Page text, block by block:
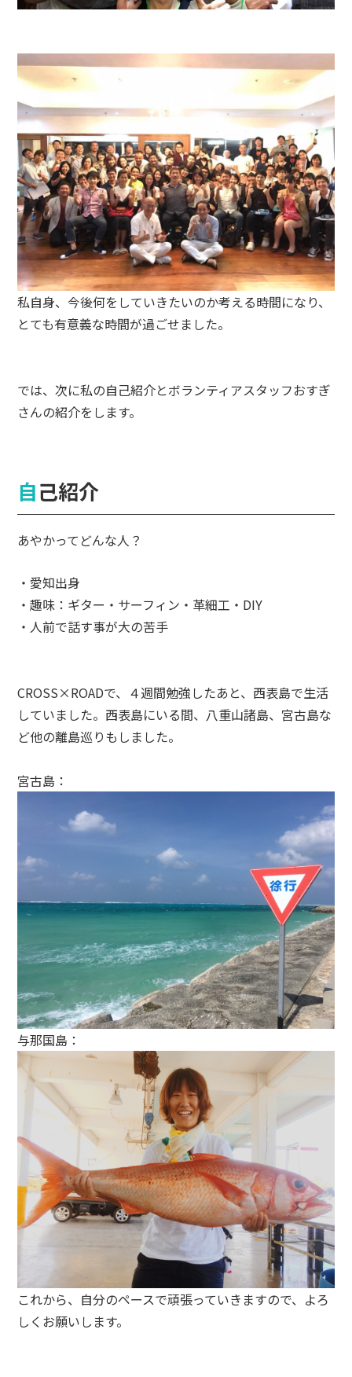
私自身、今後何をしていきたいのか考える時間になり、
とても有意義な時間が過ごせました。
では、次に私の自己紹介とボランティアスタッフおすぎ
さんの紹介をします。
自己紹介
あやかってどんな人？
・愛知出身
・趣味：ギター・サーフィン・革細工・DIY
・人前で話す事が大の苦手
CROSS×ROADで、４週間勉強したあと、西表島で生活
していました。西表島にいる間、八重山諸島、宮古島な
ど他の離島巡りもしました。
宮古島：
与那国島：
これから、自分のペースで頑張っていきますので、よろ
しくお願いします。